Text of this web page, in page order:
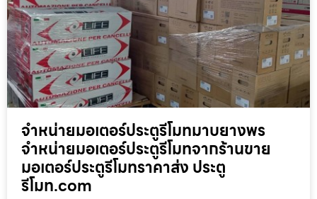
จำหน่ายมอเตอร์ประตูรีโมทมาบยางพร
จำหน่ายมอเตอร์ประตูรีโมทจากร้านขาย
มอเตอร์ประตูรีโมทราคาส่ง ประตู
รีโมท.com